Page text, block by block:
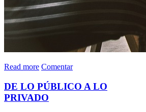
Read more Comentar
DE LO PÚBLICO A LO
PRIVADO